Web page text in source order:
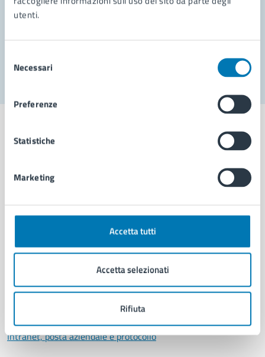
utenti.
delNecessari
Preferenze
Statistiche
Marketing
Accetta tutti
Accetta selezionati
Rifiuta
Municipalità
Politici
Documenti e dati
Intranet, posta aziendale e protocollo